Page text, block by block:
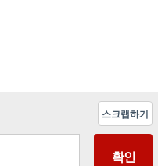
스크랩하기